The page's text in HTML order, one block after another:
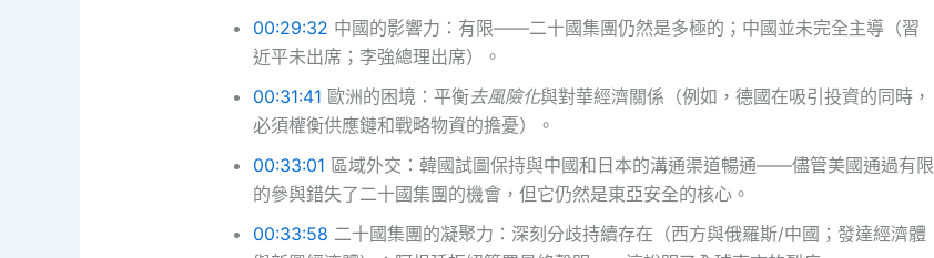
00:29:32 中國的影響力：有限——二十國集團仍然是多極的；中國並未完全主導（習
近平未出席；李強總理出席）。
00:31:41 歐洲的困境：平衡去風險化與對華經濟關係（例如，德國在吸引投資的同時，
必須權衡供應鏈和戰略物資的擔憂）。
00:33:01 區域外交：韓國試圖保持與中國和日本的溝通渠道暢通——儘管美國通過有限
的參與錯失了二十國集團的機會，但它仍然是東亞安全的核心。
00:33:58 二十國集團的凝聚力：深刻分歧持續存在（西方與俄羅斯/中國；發達經濟體